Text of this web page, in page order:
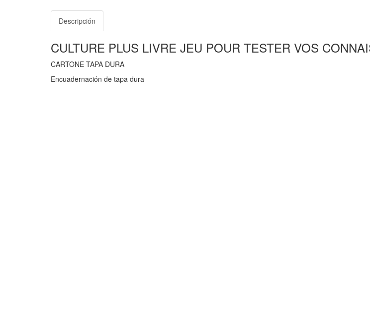
Descripción
CULTURE PLUS LIVRE JEU POUR TESTER VOS
CARTONE TAPA DURA
Encuadernación de tapa dura